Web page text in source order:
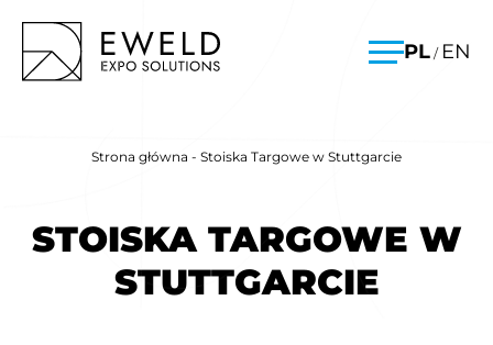
Skip
to
content
EWELD – stoiska targowe, budowa stoisk targowych Menu
PL / EN
Strona główna - Stoiska Targowe w Stuttgarcie
STOISKA TARGOWE W
STUTTGARCIE